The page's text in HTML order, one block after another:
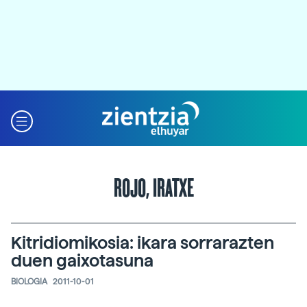
ROJO, IRATXE
Kitridiomikosia: ikara sorrarazten
duen gaixotasuna
BIOLOGIA 2011-10-01